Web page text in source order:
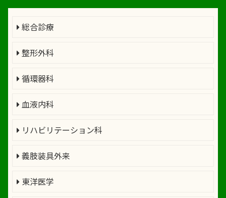
総合診療
整形外科
循環器科
血液内科
リハビリテーション科
義肢装具外来
東洋医学